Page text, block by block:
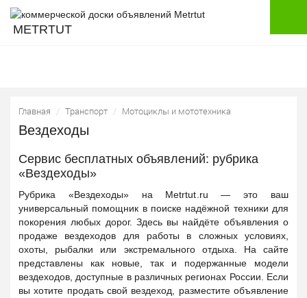
METRTUT
Главная Транспорт Мотоциклы и мототехника
Вездеходы
Сервис бесплатных объявлений: рубрика
«Вездеходы»
Рубрика «Вездеходы» на Metrtut.ru — это ваш
универсальный помощник в поиске надёжной техники для
покорения любых дорог. Здесь вы найдёте объявления о
продаже вездеходов для работы в сложных условиях,
охоты, рыбалки или экстремального отдыха. На сайте
представлены как новые, так и подержанные модели
вездеходов, доступные в различных регионах России. Если
вы хотите продать свой вездеход, разместите объявление